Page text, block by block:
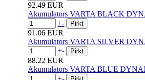
92.49 EUR
Akumulators VARTA BLACK
+-
91.06 EUR
Akumulators VARTA SILVER
+-
88.22 EUR
Akumulators VARTA BLUE
+-